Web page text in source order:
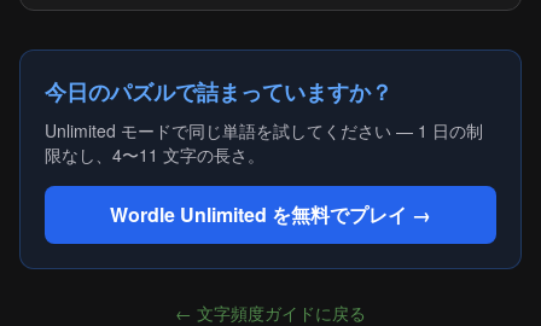
今日のパズルで詰まっていますか？
Unlimited モードで同じ単語を試してください — 1 日の制
限なし、4〜11 文字の長さ。
Wordle Unlimited を無料でプレイ →
← 文字頻度ガイドに戻る